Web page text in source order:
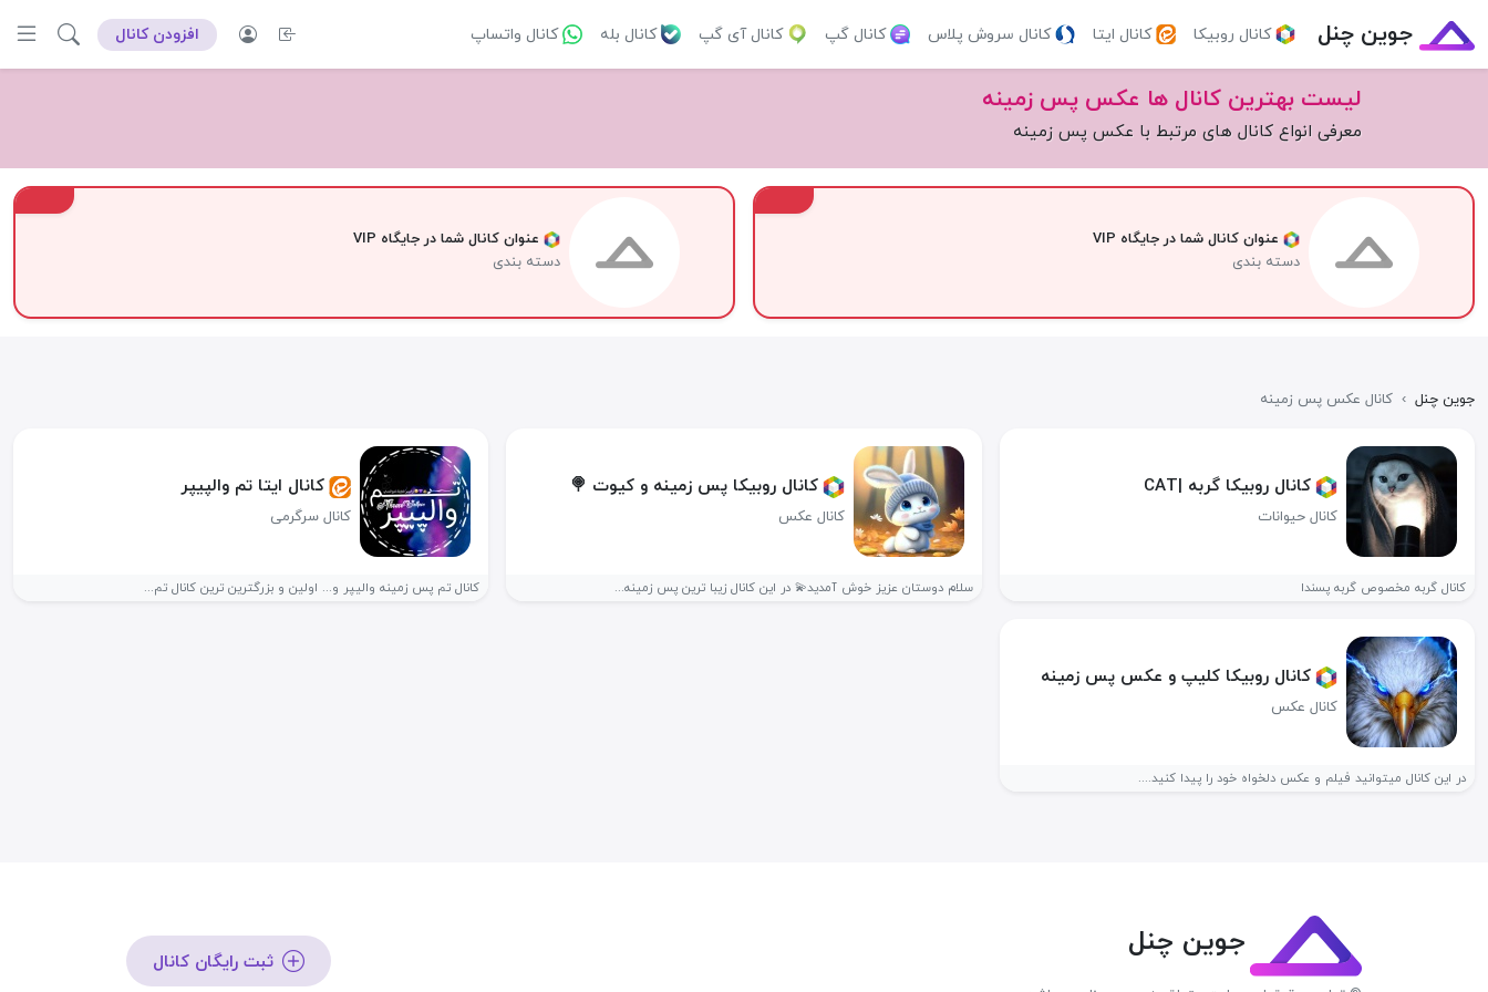
جوین چنل کانال روبیکا کانال ایتا کانال سروش پلاس کانال گپ کانال آی گپ کانال بله کانال واتساپ افزودن کانال
لیست بهترین کانال ها عکس پس زمینه
معرفی انواع کانال های مرتبط با عکس پس زمینه
عنوان کانال شما در جایگاه VIP
دسته بندی
عنوان کانال شما در جایگاه VIP
دسته بندی
جوین چنل › کانال عکس پس زمینه
کانال روبیکا گربه |CAT
کانال حیوانات
کانال گربه مخصوص گربه پسندا
کانال روبیکا پس زمینه و کیوت 🍭
کانال عکس
سلام دوستان عزیز خوش آمدید💫 در این کانال زیبا ترین پس زمینه...
کانال ایتا تم والپیپر
کانال سرگرمی
کانال تم پس زمینه والیپر و... اولین و بزرگترین ترین کانال تم...
کانال روبیکا کلیپ و عکس پس زمینه
کانال عکس
در این کانال میتوانید فیلم و عکس دلخواه خود را پیدا کنید....
جوین چنل
ثبت رایگان کانال